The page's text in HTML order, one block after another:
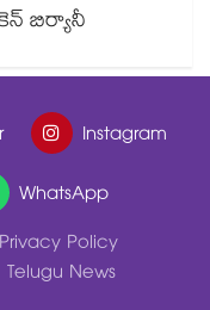
బిర్యానీ
Instagram
WhatsApp
Privacy Policy
Telugu News